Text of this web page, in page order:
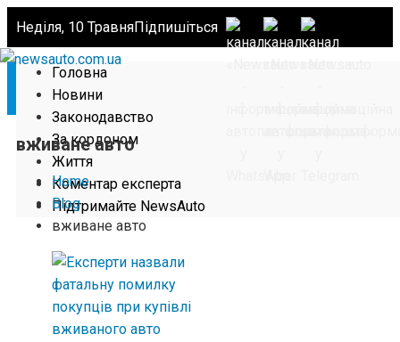
Неділя, 10 ТравняПідпишіться
Головна
Новини
Законодавство
За кордоном
Життя
Коментар експерта
Підтримайте NewsAuto
вживане авто
Home
Blog
вживане авто